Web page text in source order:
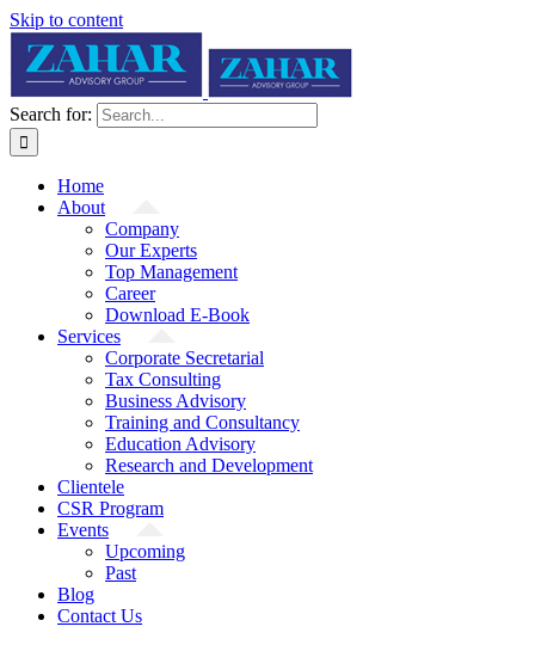
Skip to content
Search for:
Home
About
Company
Our Experts
Top Management
Career
Download E-Book
Services
Corporate Secretarial
Tax Consulting
Business Advisory
Training and Consultancy
Education Advisory
Research and Development
Clientele
CSR Program
Events
Upcoming
Past
Blog
Contact Us